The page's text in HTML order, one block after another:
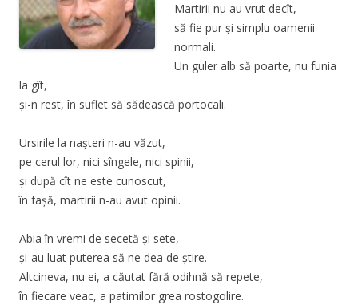
Martirii nu au vrut decît,
să fie pur și simplu oamenii
normali.
Un guler alb să poarte, nu funia
la gît,
și-n rest, în suflet să sădească portocali.
Ursirile la nașteri n-au văzut,
pe cerul lor, nici sîngele, nici spinii,
și după cît ne este cunoscut,
în fașă, martirii n-au avut opinii.
Abia în vremi de secetă și sete,
și-au luat puterea să ne dea de știre.
Altcineva, nu ei, a căutat fără odihnă să repete,
în fiecare veac, a patimilor grea rostogolire.